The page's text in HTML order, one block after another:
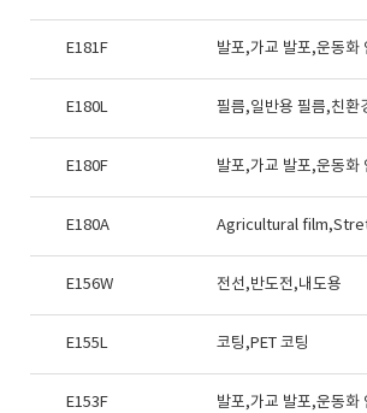
E181F 발포,가교 발포,운동화
E180L 필름,일반용 필름,친환
E180F 발포,가교 발포,운동화
E180A Agricultural
E156W 전선,반도전,내도용
E155L 코팅,PET 코팅
E153F 발포,가교 발포,운동화